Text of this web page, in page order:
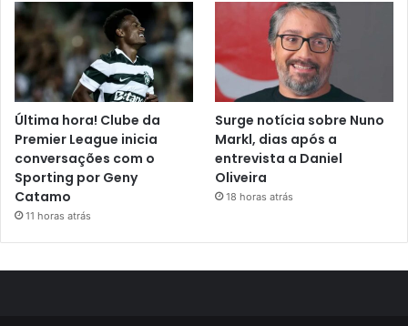
Última hora! Clube da
Premier League inicia
conversações com o
Sporting por Geny
Catamo
11 horas atrás
Surge notícia sobre Nuno
Markl, dias após a
entrevista a Daniel
Oliveira
18 horas atrás